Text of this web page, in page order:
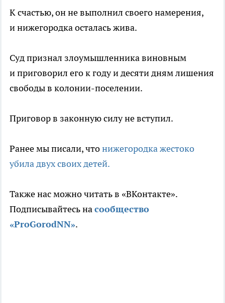
К счастью, он не выполнил своего намерения,
и нижегородка осталась жива.
Суд признал злоумышленника виновным
и приговорил его к году и десяти дням лишения
свободы в колонии-поселении.
Приговор в законную силу не вступил.
Ранее мы писали, чтонижегородка жестоко
убила двух своих детей.
Также нас можно читать в «ВКонтакте».
Подписывайтесь насообщество
«ProGorodNN».